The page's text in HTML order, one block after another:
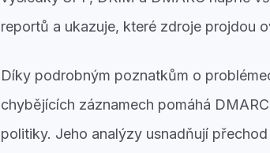
reportů a ukazuje, které zdroje projdou
Díky podrobným poznatkům o
chybějících záznamech pomáhá
politiky. Jeho analýzy usnadňují